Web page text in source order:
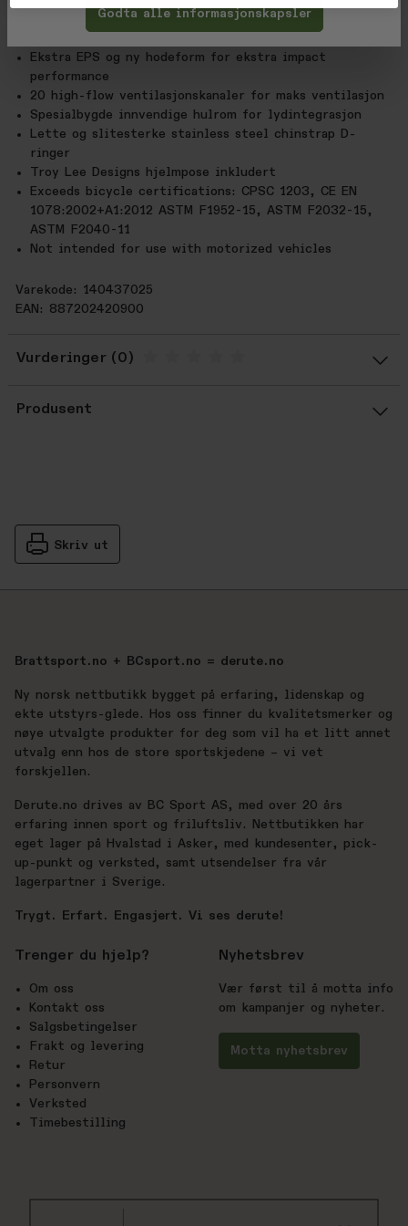
Ekstra EPS og ny hodeform for ekstra impact
performance
20 high-flow ventilasjonskanaler for maks ventilasjon
Spesialbygde innvendige hulrom for lydintegrasjon
Lette og slitesterke stainless steel chinstrap D-
ringer
Troy Lee Designs hjelmpose inkludert
Exceeds bicycle certifications: CPSC 1203, CE EN
1078:2002+A1:2012 ASTM F1952-15, ASTM F2032-15,
ASTM F2040-11
Not intended for use with motorized vehicles
Varekode: 140437025
EAN: 887202420900
Vurderinger
Produsent
Skriv ut
Brattsport.no + BCsport.no = derute.no
Ny norsk nettbutikk bygget på erfaring, lidenskap og
ekte utstyrs-glede. Hos oss finner du kvalitetsmerker og
nøye utvalgte produkter for deg som vil ha et litt annet
utvalg enn hos de store sportskjedene – vi vet
forskjellen.
Derute.no drives av BC Sport AS, med over 20 års
erfaring innen sport og friluftsliv. Nettbutikken har
eget lager på Hvalstad i Asker, med kundesenter, pick-
up-punkt og verksted, samt utsendelser fra vår
lagerpartner i Sverige.
Trygt. Erfart. Engasjert. Vi ses derute!
Trenger du hjelp?
Om oss
Kontakt oss
Salgsbetingelser
Frakt og levering
Retur
Personvern
Verksted
Timebestilling
Nyhetsbrev
Vær først til å motta info
om kampanjer og nyheter.
Motta nyhetsbrev
Godta alle informasjonskapsler